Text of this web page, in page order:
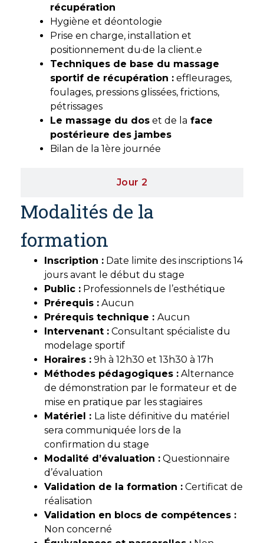
Jour 2
récupération
Hygiène et déontologie
Prise en charge, installation et
positionnement du·de la client.e
Techniques de base du massage
sportif de récupération : effleurages,
foulages, pressions glissées, frictions,
pétrissages
Le massage du dos et de la face
postérieure des jambes
Bilan de la 1ère journée
Modalités de la
formation
Inscription : Date limite des inscriptions 14
jours avant le début du stage
Public : Professionnels de l’esthétique
Prérequis : Aucun
Prérequis technique : Aucun
Intervenant : Consultant spécialiste du
modelage sportif
Horaires : 9h à 12h30 et 13h30 à 17h
Méthodes pédagogiques : Alternance
de démonstration par le formateur et de
mise en pratique par les stagiaires
Matériel : La liste définitive du matériel
sera communiquée lors de la
confirmation du stage
Modalité d’évaluation : Questionnaire
d’évaluation
Validation de la formation : Certificat de
réalisation
Validation en blocs de compétences :
Non concerné